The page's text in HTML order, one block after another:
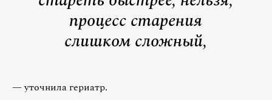
процесс старения
слишком сложный,
— уточнила гериатр.